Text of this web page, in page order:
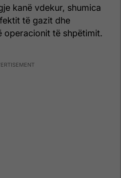
kanë vdekur, shumica
të gazit dhe
operacionit të shpëtimit.